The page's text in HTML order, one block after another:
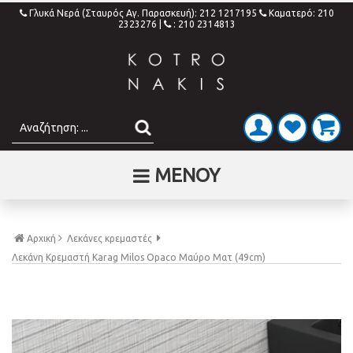
Γλυκά Νερά (Σταυρός Αγ. Παρασκευή): 212 1217195
Καματερό: 210
2323276
: 210 2314813
ΜΕΝΟΥ
Αρχική
Λεκάνες κρεμαστές
Λεκάνη Κρεμαστή Karag Milos Opaco Μαύρο Ματ (49cm)